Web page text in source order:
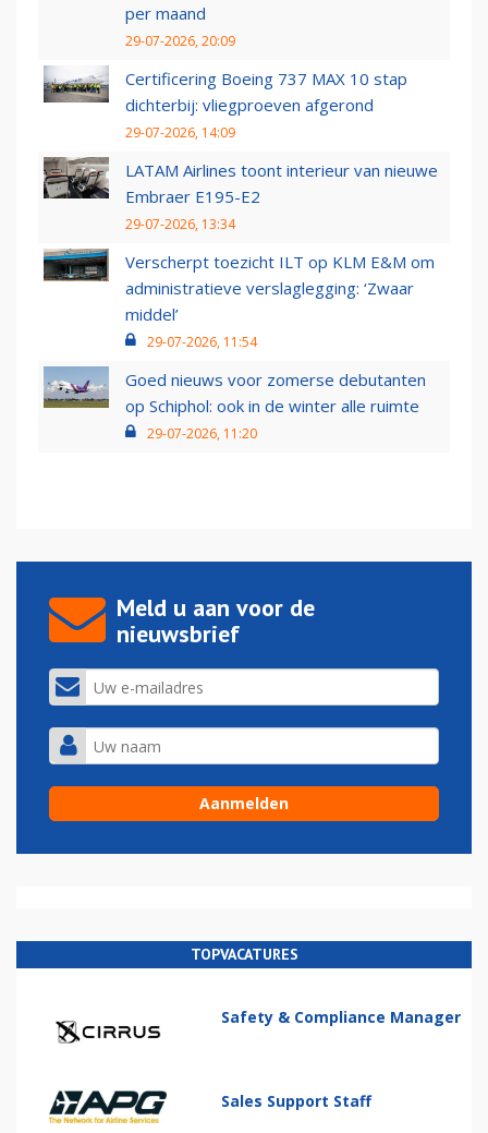
per maand
29-07-2026, 20:09
Certificering Boeing 737 MAX 10 stap
dichterbij: vliegproeven afgerond
29-07-2026, 14:09
LATAM Airlines toont interieur van nieuwe
Embraer E195-E2
29-07-2026, 13:34
Verscherpt toezicht ILT op KLM E&M om
administratieve verslaglegging: ‘Zwaar
middel’
29-07-2026, 11:54
Goed nieuws voor zomerse debutanten
op Schiphol: ook in de winter alle ruimte
29-07-2026, 11:20
Meld u aan voor de
nieuwsbrief
TOPVACATURES
Safety & Compliance Manager
Sales Support Staff